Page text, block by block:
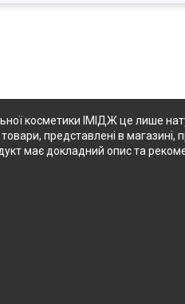
косметики ІМІДЖ це лише
представлені в
має докладний опис та